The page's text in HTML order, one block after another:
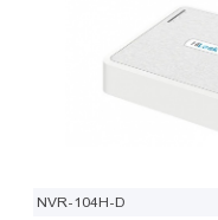
NVR-104H-D